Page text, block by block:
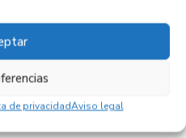
de privacidadAviso legal